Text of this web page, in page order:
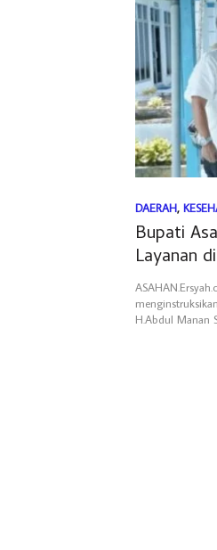
DAERAH,
Bupati
Layanan
H.Abdul Manan